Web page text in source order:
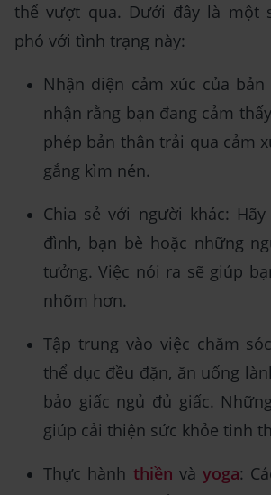
thể vượt qua. Dưới đây là một
phó với tình trạng này:
Nhận diện cảm xúc của bản
nhận rằng bạn đang cảm
phép bản thân trải qua cảm
gắng kìm nén.
Chia sẻ với người khác:
đình, bạn bè hoặc những
tưởng. Việc nói ra sẽ giúp
nhõm hơn.
Tập trung vào việc chăm
thể dục đều đặn, ăn uống
bảo giấc ngủ đủ giấc.
giúp cải thiện sức khỏe tinh
Thực hành thiền vàyoga: